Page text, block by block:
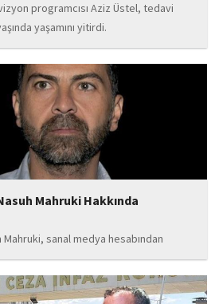
programcısı Aziz Üstel, tedavi
yaşamını yitirdi.
Mahruki Hakkında
Mahruki, sanal medya hesabından
nedeniyle 'Halkı kin ve düşmanlığa
gözaltına alındı. Mahruki,
Hakimliği'ne sevk edildi.